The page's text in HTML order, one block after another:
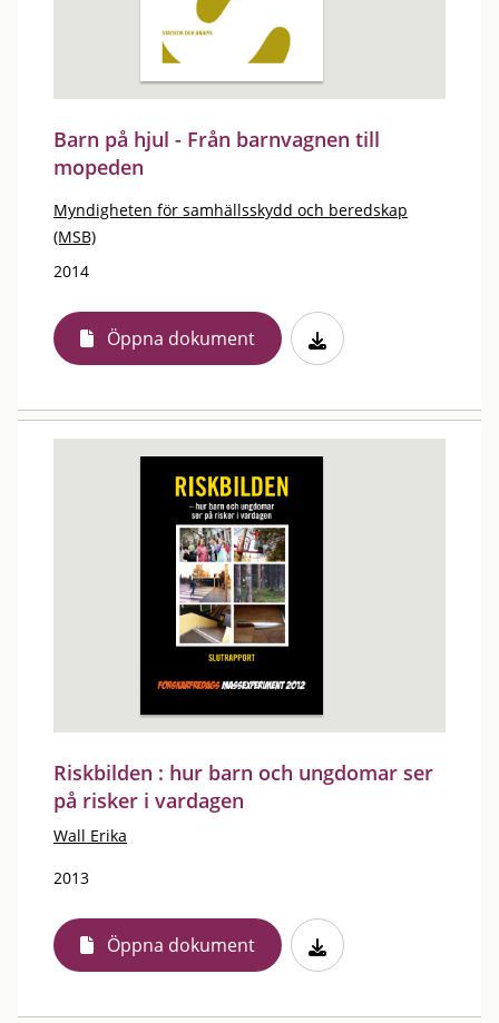
Barn på hjul - Från barnvagnen till
mopeden
Myndigheten för samhällsskydd och beredskap
(MSB)
2014
Öppna dokument
Riskbilden : hur barn och ungdomar ser
på risker i vardagen
Wall Erika
2013
Öppna dokument